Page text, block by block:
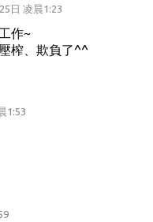
日 凌晨1:23
作~
榨、欺負了^^
1:53